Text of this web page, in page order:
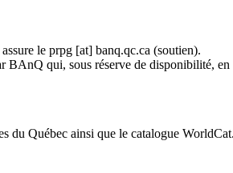
le prpg [at] banq.qc.ca (soutien).
BAnQ qui, sous réserve de disponibilité,
du Québec ainsi que le catalogue WorldCat.